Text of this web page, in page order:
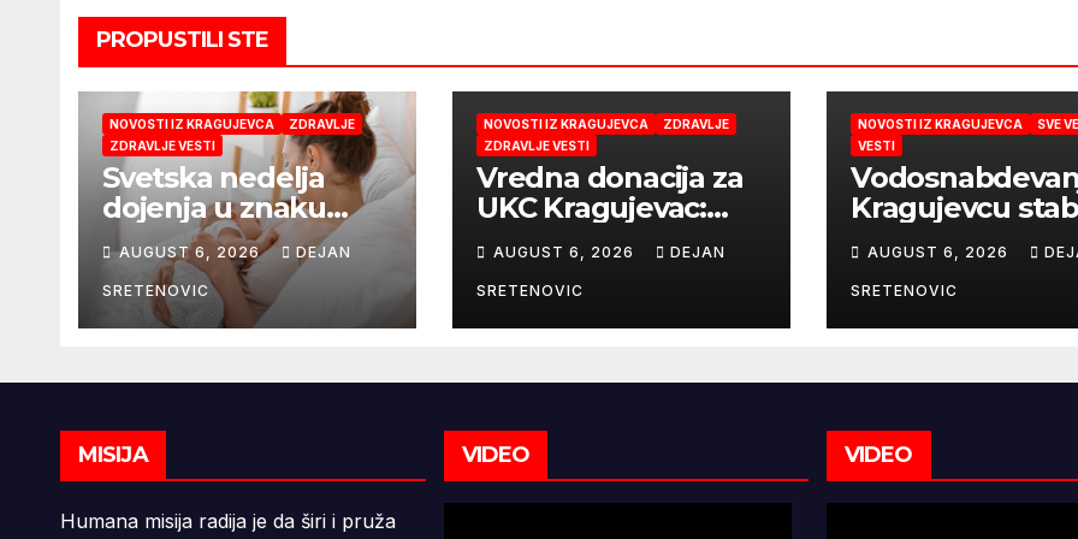
PROPUSTILI STE
NOVOSTI IZ KRAGUJEVCA
ZDRAVLJE
ZDRAVLJE VESTI
Svetska nedelja
dojenja u znaku
podrške majkama i
najboljeg početka
života
AUGUST 6, 2026 DEJAN
SRETENOVIC
NOVOSTI IZ KRAGUJEVCA
ZDRAVLJE
ZDRAVLJE VESTI
Vredna donacija za
UKC Kragujevac:
mobilni rendgen i
mikroskop vredne
9,6 miliona dinara
AUGUST 6, 2026 DEJAN
SRETENOVIC
NOVOSTI IZ KRAGUJEVCA
SVE
VESTI
Kragujevcu
sigurnije
snabdevanje
AUGUST 6, 2026
SRETENOVIC
MISIJA
Humana misija radija je da širi i pruža
VIDEO VIDEO